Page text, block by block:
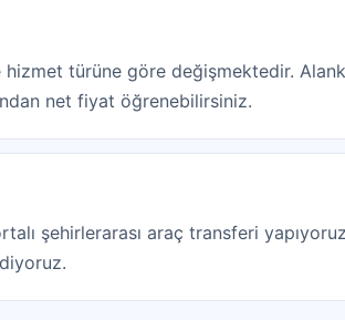
türüne göre değişmektedir.
net fiyat öğrenebilirsiniz.
şehirlerarası araç transferi